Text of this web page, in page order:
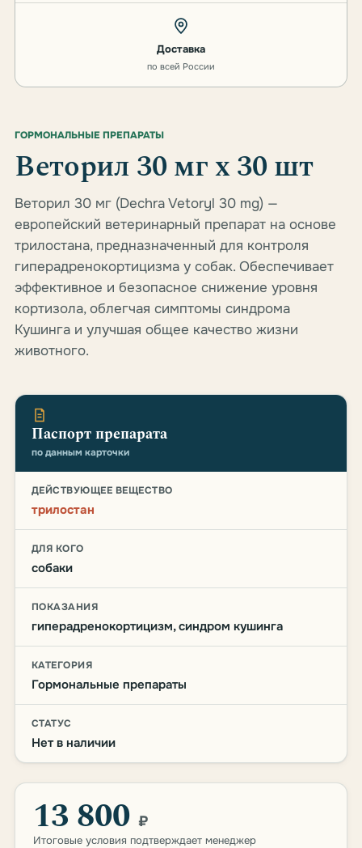
Доставка
по всей России
ГОРМОНАЛЬНЫЕ ПРЕПАРАТЫ
Веторил 30 мг х 30 шт
Веторил 30 мг (Dechra Vetoryl 30 mg) —
европейский ветеринарный препарат на основе
трилостана, предназначенный для контроля
гиперадренокортицизма у собак. Обеспечивает
эффективное и безопасное снижение уровня
кортизола, облегчая симптомы синдрома
Кушинга и улучшая общее качество жизни
животного.
Паспорт препарата
по данным карточки
ДЕЙСТВУЮЩЕЕ ВЕЩЕСТВО
трилостан
ДЛЯ КОГО
собаки
ПОКАЗАНИЯ
гиперадренокортицизм, синдром кушинга
КАТЕГОРИЯ
Гормональные препараты
СТАТУС
Нет в наличии
13 800 ₽
Итоговые условия подтверждает менеджер